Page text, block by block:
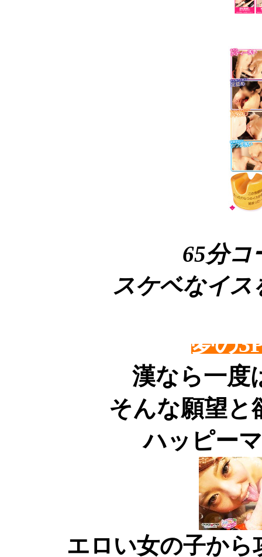
65分コ
スケベなイス
夢の
漢なら一度
そんな願望と
ハッピー
エロい女の子から